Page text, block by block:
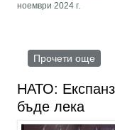
ноември 2024 г.
Прочети още
НАТО:
бъде лека